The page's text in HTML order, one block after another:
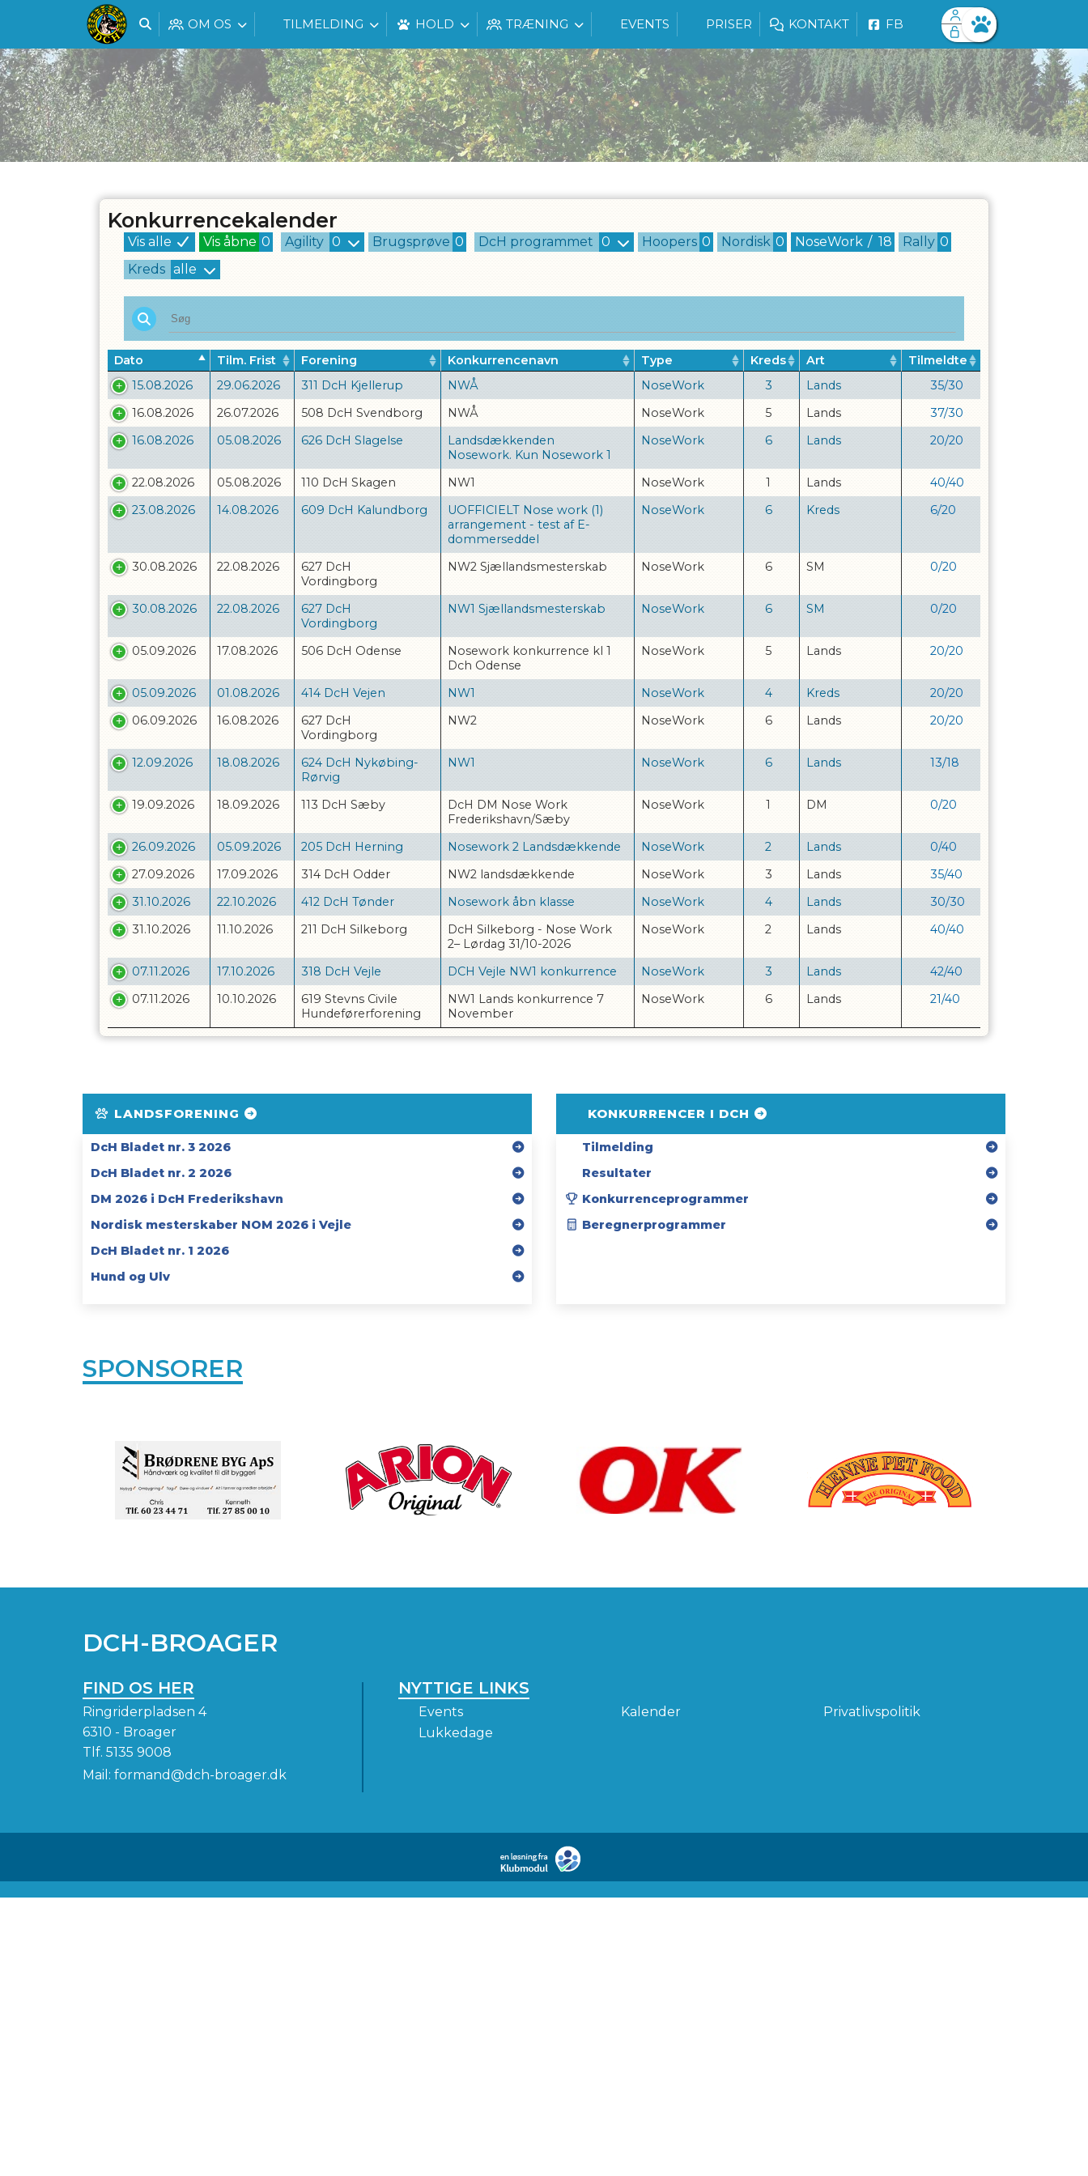
OM OS TILMELDING HOLD TRÆNING EVENTS PRISER KONTAKT FB
Facebook login
Husk mig
Glemt password
Opret profil
Log ind
Konkurrencekalender
Vis alle Vis åbne 0 Agility 0 Brugsprøve 0 DcH programmet 0 Hoopers 0 Nordisk 0 NoseWork / 18 Rally 0
Kreds alle
Dato Tilm. Frist Forening Konkurrencenavn Type Kreds Art
Tilmeldte
15.08.2026
29.06.2026 311 DcH Kjellerup NWÅ NoseWork 3 Lands 35/30
16.08.2026
26.07.2026 508 DcH Svendborg NWÅ NoseWork 5 Lands 37/30
16.08.2026
05.08.2026 626 DcH Slagelse
Landsdækkenden
Nosework. Kun Nosework 1
NoseWork 6 Lands 20/20
22.08.2026 05.08.2026 110 DcH Skagen NW1 NoseWork 1 Lands 40/40
23.08.2026
14.08.2026 609 DcH Kalundborg
UOFFICIELT Nose work (1)
arrangement - test af E-
dommerseddel
NoseWork 6 Kreds 6/20
30.08.2026 22.08.2026
627 DcH
Vordingborg
NW2 Sjællandsmesterskab NoseWork 6 SM 0/20
30.08.2026 22.08.2026
627 DcH
Vordingborg
NW1 Sjællandsmesterskab NoseWork 6 SM 0/20
05.09.2026 17.08.2026 506 DcH Odense
Nosework konkurrence kl 1
Dch Odense
NoseWork 5 Lands 20/20
05.09.2026 01.08.2026 414 DcH Vejen NW1 NoseWork 4 Kreds 20/20
06.09.2026
16.08.2026
627 DcH
Vordingborg
NW2 NoseWork 6 Lands 20/20
12.09.2026 18.08.2026
624 DcH Nykøbing-
Rørvig
NW1 NoseWork 6 Lands 13/18
19.09.2026 18.09.2026 113 DcH Sæby
DcH DM Nose Work
Frederikshavn/Sæby
NoseWork 1 DM 0/20
26.09.2026 05.09.2026 205 DcH Herning Nosework 2 Landsdækkende NoseWork 2 Lands 0/40
27.09.2026
17.09.2026 314 DcH Odder NW2 landsdækkende NoseWork 3 Lands 35/40
31.10.2026
22.10.2026 412 DcH Tønder Nosework åbn klasse NoseWork 4 Lands 30/30
31.10.2026
11.10.2026 211 DcH Silkeborg
DcH Silkeborg - Nose Work
2– Lørdag 31/10-2026
NoseWork 2 Lands 40/40
07.11.2026 17.10.2026 318 DcH Vejle DCH Vejle NW1 konkurrence NoseWork 3 Lands 42/40
07.11.2026
10.10.2026
619 Stevns Civile
Hundeførerforening
NW1 Lands konkurrence 7
November
NoseWork 6 Lands 21/40
LANDSFORENING
DcH Bladet nr. 3 2026
DcH Bladet nr. 2 2026
DM 2026 i DcH Frederikshavn
Nordisk mesterskaber NOM 2026 i Vejle
DcH Bladet nr. 1 2026
Hund og Ulv
KONKURRENCER I DCH
Tilmelding
Resultater
Konkurrenceprogrammer
Beregnerprogrammer
SPONSORER
DCH-BROAGER
FIND OS HER
Ringriderpladsen 4
6310 - Broager
Tlf. 5135 9008
Mail: formand@dch-broager.dk
NYTTIGE LINKS
Events Kalender
Privatlivspolitik
Lukkedage